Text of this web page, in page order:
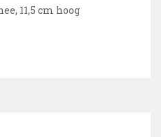
11,5 cm hoog